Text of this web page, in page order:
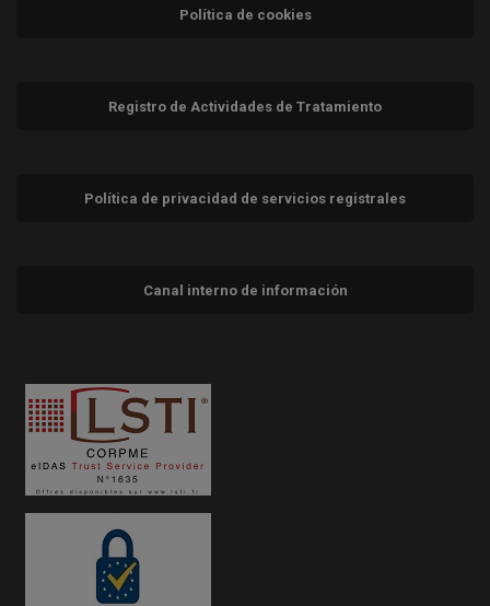
Política de cookies
Registro de Actividades de Tratamiento
Política de privacidad de servicios registrales
Canal interno de información